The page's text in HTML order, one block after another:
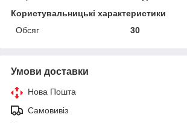
Користувальницькі характеристики
Обсяг
30
Умови доставки
Нова Пошта
Самовивіз